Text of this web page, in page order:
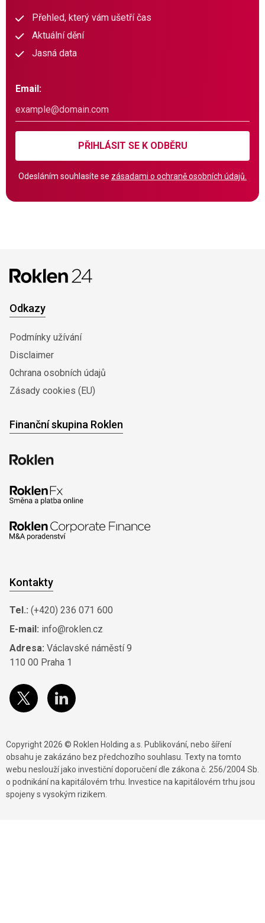
Přehled, který vám ušetří čas
Aktuální dění
Jasná data
Email:
PŘIHLÁSIT SE K ODBĚRU
Odesláním souhlasíte se zásadami o ochraně osobních údajů.
Odkazy
Podmínky užívání
Disclaimer
0chrana osobních údajů
Zásady cookies (EU)
Finanční skupina Roklen
Kontakty
Tel.: (+420) 236 071 600
E-mail: info@roklen.cz
Adresa: Václavské náměstí 9
110 00 Praha 1
Copyright 2026 © Roklen Holding a.s. Publikování, nebo šíření
obsahu je zakázáno bez předchozího souhlasu. Texty na tomto
webu neslouží jako investiční doporučení dle zákona č. 256/2004 Sb.
o podnikání na kapitálovém trhu. Investice na kapitálovém trhu jsou
spojeny s vysokým rizikem.